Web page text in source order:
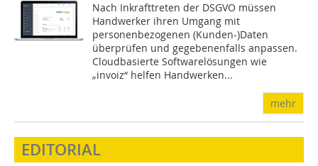
Nach Inkrafttreten der DSGVO müssen
Handwerker ihren Umgang mit
personenbezogenen (Kunden-)Daten
überprüfen und gegebenenfalls anpassen.
Cloudbasierte Softwarelösungen wie
„invoiz“ helfen Handwerken...
mehr
EDITORIAL